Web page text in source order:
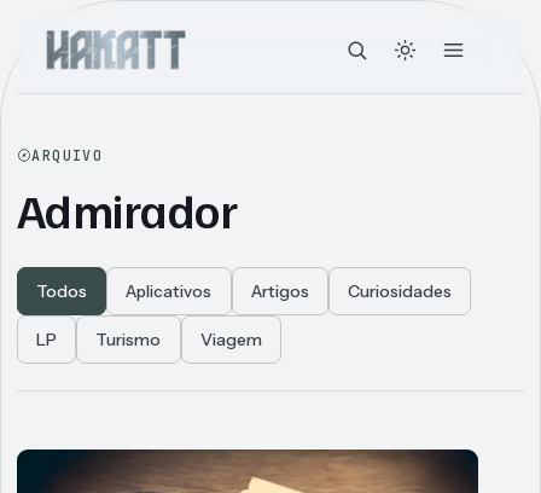
ARQUIVO
Admirador
Todos Aplicativos Artigos Curiosidades
LP Turismo Viagem
Articles